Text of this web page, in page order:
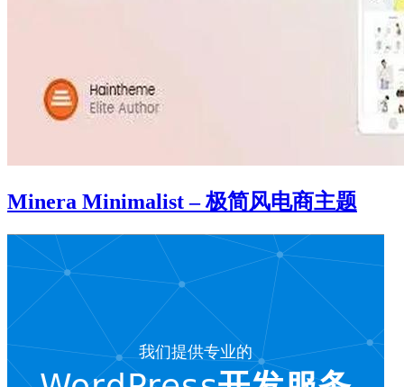
Minera Minimalist – 极简风电商主题